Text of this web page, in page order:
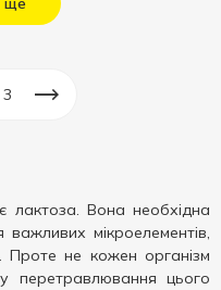
3
лактоза. Вона необхідна
мікроелементів,
Проте не кожен організм
перетравлювання цього